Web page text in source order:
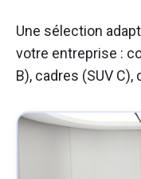
Une sélection
votre entreprise :
B), cadres (SUV